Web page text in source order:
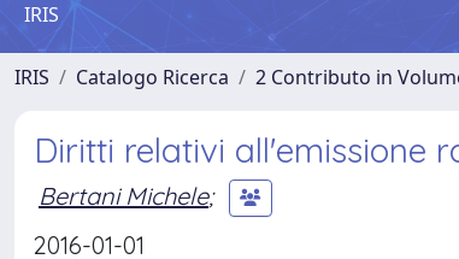
IRIS
IRIS Catalogo Ricerca 2 Contributo in
Diritti relativi all'emissione
Bertani Michele;
2016-01-01